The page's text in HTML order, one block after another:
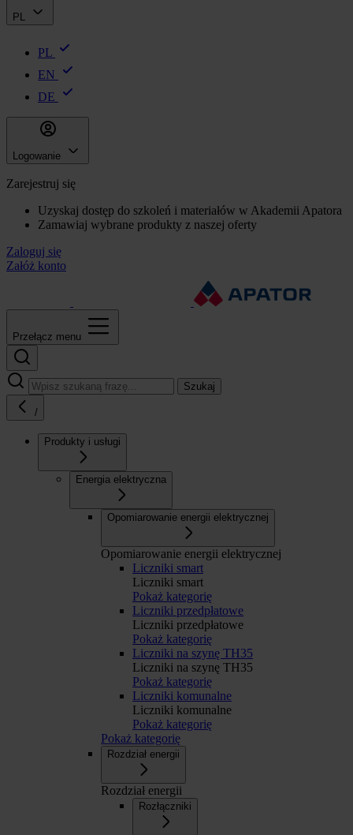
PL
PL
EN
DE
Logowanie
Zarejestruj się
Uzyskaj dostęp do szkoleń i materiałów w Akademii Apatora
Zamawiaj wybrane produkty z naszej oferty
Zaloguj się
Załóż konto
Przełącz menu
Szukaj
/
Produkty i usługi
Energia elektryczna
Opomiarowanie energii elektrycznej
Opomiarowanie energii elektrycznej
Liczniki smart
Liczniki smart
Pokaż kategorię
Liczniki przedpłatowe
Liczniki przedpłatowe
Pokaż kategorię
Liczniki na szynę TH35
Liczniki na szynę TH35
Pokaż kategorię
Liczniki komunalne
Liczniki komunalne
Pokaż kategorię
Pokaż kategorię
Rozdział energii
Rozdział energii
Rozłączniki